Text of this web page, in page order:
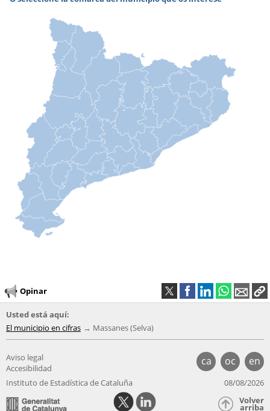
Opinar
Usted está aquí:
El municipio en cifras
Massanes (Selva)
ca oc en
Aviso legal
Accesibilidad
Instituto de Estadística de Cataluña
08/08/2026
Volver
arriba